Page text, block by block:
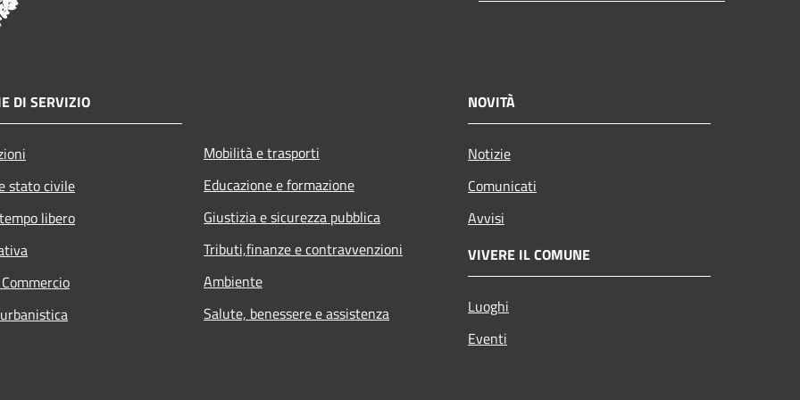
DI SERVIZIO
stato civile
libero
Mobilità e trasporti
Educazione e formazione
Giustizia e sicurezza pubblica
Tributi,finanze e contravvenzioni
Ambiente
Salute, benessere e assistenza
NOVITÀ
Notizie
Comunicati
Avvisi
VIVERE IL COMUNE
Luoghi
Eventi